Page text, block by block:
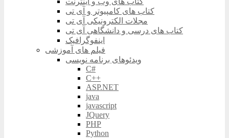
کتاب های کامپیوتر و آی تی
مجلات الکترونیکی آی تی
کتاب های درسی و دانشگاهی آی تی
اینفوگرافیک
فیلم های آموزشی
ویدئوهای برنامه نویسی
C#
C++
ASP.NET
java
javascript
JQuery
PHP
Python